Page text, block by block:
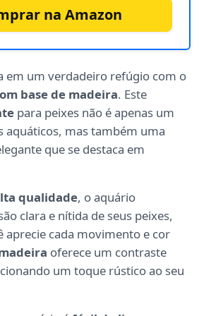
na Amazon
em um verdadeiro refúgio com o
base de madeira. Este
para peixes não é apenas um
aquáticos, mas também uma
que se destaca em
qualidade, o aquário
clara e nítida de seus peixes,
aprecie cada movimento e cor
oferece um contraste
um toque rústico ao seu